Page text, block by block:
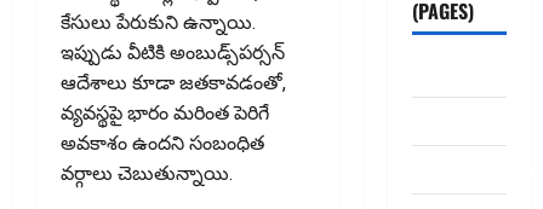
కేసులు పేరుకుని ఉన్నాయి.
ఇప్పుడు వీటికి అంబుడ్స్‌పర్సన్‌
ఆదేశాలు కూడా జతకావడంతో,
వ్యవస్థపై భారం మరింత పెరిగే
అవకాశం ఉందని సంబంధిత
వర్గాలు చెబుతున్నాయి.
(PAGES)